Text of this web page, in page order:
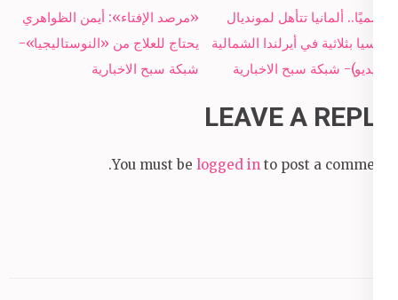
Post
navigation
«مرصد الإفتاء»: أيمن الظواهري
يحتاج للعلاج من «النوستاليجيا»-
شبكة سبح الاخبارية
رسميًا.. ألمانيا تتأهل لمونديال
روسيا بثلاثية في أيرلندا الشمالية
(فيديو)- شبكة سبح الاخبارية
LEAVE A REPLY
You must be logged in to post a comment.